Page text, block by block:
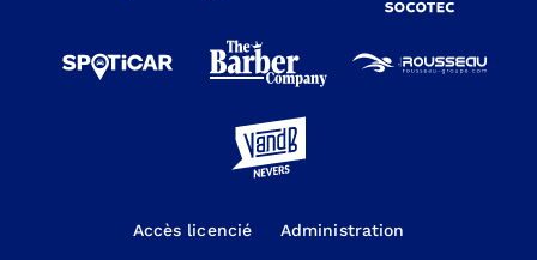
Accès licencié Administration